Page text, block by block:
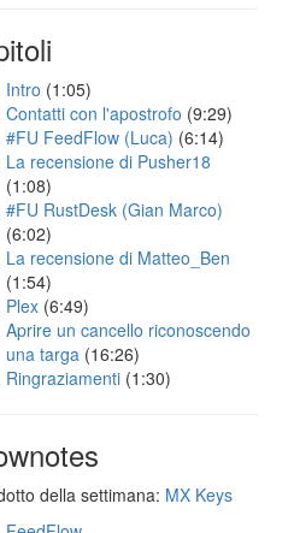
Intro (1:05)
Contatti con l'apostrofo (9:29)
#FU FeedFlow (Luca) (6:14)
La recensione di Pusher18
(1:08)
#FU RustDesk (Gian Marco)
(6:02)
La recensione di Matteo_Ben
(1:54)
Plex (6:49)
Aprire un cancello riconoscendo
una targa (16:26)
Ringraziamenti (1:30)
della settimana: MX Keys